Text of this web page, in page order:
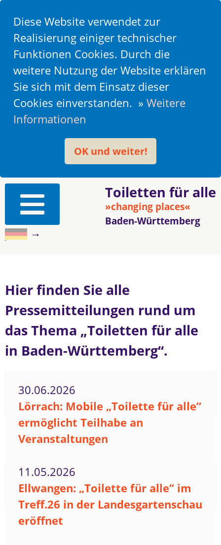
Diese Website verwendet zur
Realisierung einiger technischer
Funktionen Cookies. Durch die
weitere Nutzung der Website erklären
Sie sich mit dem Einsatz dieser
Cookies einverstanden. » Weitere
Informationen
OK und weiter!
Toiletten für alle
»changing places«
Baden-Württemberg
→
Hier finden Sie alle
Pressemitteilungen rund um
das Thema „Toiletten für alle
in Baden-Württemberg“.
30.06.2026
Lörrach: Mobile „Toilette für alle“
ermöglicht Teilhabe an
Veranstaltungen
11.05.2026
Ellwangen: „Toilette für alle“ im
Treff.26 in der Landesgartenschau
eröffnet